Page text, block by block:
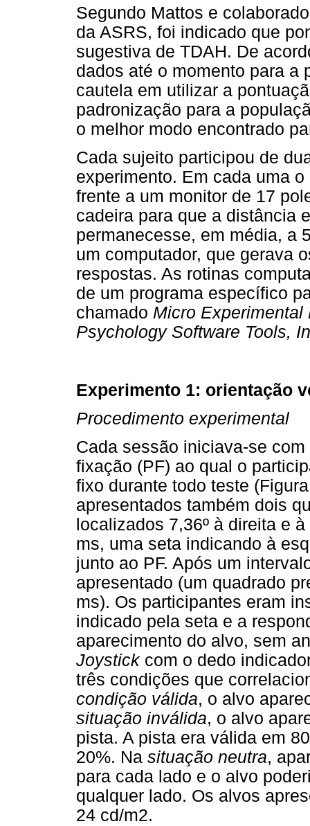
Segundo Mattos e
da ASRS, foi indicado que
sugestiva de TDAH. De
dados até o momento para a
cautela em utilizar a
padronização para a
o melhor modo encontrado
Cada sujeito participou de
experimento. Em cada uma
frente a um monitor de 17
cadeira para que a distância
permanecesse, em média, a
um computador, que gerava
respostas. As rotinas
de um programa específico
chamado Micro Experimental
Psychology Software Tools,
Experimento 1: orientação
Procedimento experimental
Cada sessão iniciava-se
fixação (PF) ao qual o
fixo durante todo teste
apresentados também dois
localizados 7,36º à direita e
ms, uma seta indicando à
junto ao PF. Após um
apresentado (um quadrado
ms). Os participantes eram
indicado pela seta e a
aparecimento do alvo, sem
Joystickcom o dedo
três condições que
condição válida, o alvo
situação inválida, o alvo
pista. A pista era válida em
20%. Na situação neutra,
para cada lado e o alvo
qualquer lado. Os alvos
24 cd/m2.